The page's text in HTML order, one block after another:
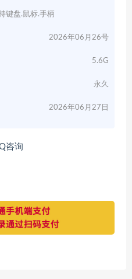
键盘.鼠标.手柄
2026年06月26号
5.6G
永久
2026年06月27日
咨询